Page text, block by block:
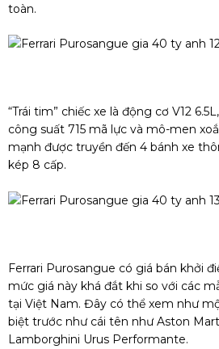
toàn.
“Trái tim” chiếc xe là động cơ V12
công suất 715 mã lực và mô-men
mạnh được truyền đến 4 bánh xe
kép 8 cấp.
Ferrari Purosangue có giá bán khởi
mức giá này khá đắt khi so với các
tại Việt Nam. Đây có thể xem như
biệt trước như cái tên như Aston
Lamborghini Urus Performante.